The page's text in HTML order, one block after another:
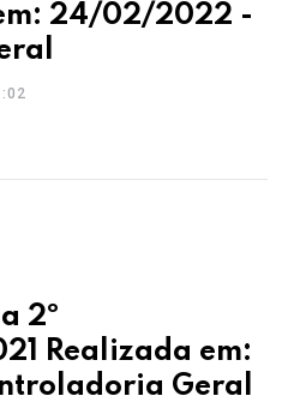
24/02/2022 -
2º
Realizada em:
Geral